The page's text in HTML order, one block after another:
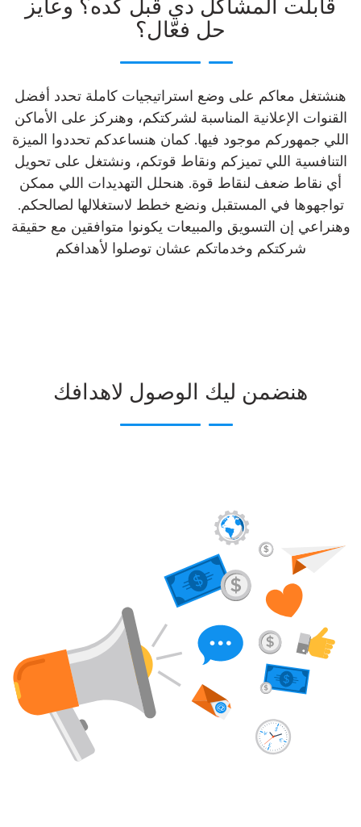
قابلت المشاكل دي قبل كده؟ وعايز
حل فعّال؟
هنشتغل معاكم على وضع استراتيجيات كاملة تحدد أفضل
القنوات الإعلانية المناسبة لشركتكم، وهنركز على الأماكن
اللي جمهوركم موجود فيها. كمان هنساعدكم تحددوا الميزة
التنافسية اللي تميزكم ونقاط قوتكم، ونشتغل على تحويل
أي نقاط ضعف لنقاط قوة. هنحلل التهديدات اللي ممكن
تواجهوها في المستقبل ونضع خطط لاستغلالها لصالحكم.
وهنراعي إن التسويق والمبيعات يكونوا متوافقين مع حقيقة
شركتكم وخدماتكم عشان توصلوا لأهدافكم
هنضمن ليك الوصول لاهدافك